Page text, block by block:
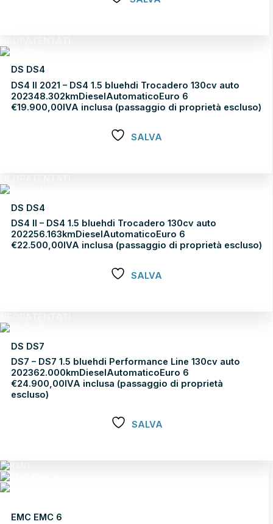
DS DS4
DS4 II 2021 – DS4 1.5 bluehdi Trocadero 130cv auto
202348.302kmDieselAutomaticoEuro 6
€19.900,00IVA inclusa (passaggio di proprietà escluso)
SALVA
DS DS4
DS4 II – DS4 1.5 bluehdi Trocadero 130cv auto
202256.163kmDieselAutomaticoEuro 6
€22.500,00IVA inclusa (passaggio di proprietà escluso)
SALVA
DS DS7
DS7 – DS7 1.5 bluehdi Performance Line 130cv auto
202362.000kmDieselAutomaticoEuro 6
€24.900,00IVA inclusa (passaggio di proprietà
escluso)
SALVA
EMC EMC 6